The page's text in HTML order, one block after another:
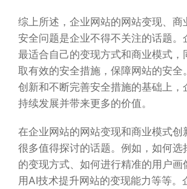
综上所述，企业网站的网站变现、商
安全问题是企业不得不关注的话题。
最适合自己的变现方式和商业模式，
取有效的安全措施，保障网站的安全
创新和不断完善安全措施的基础上，
持续发展并带来更多的价值。
在企业网站的网站变现和商业模式创
很多值得探讨的话题。例如，如何选
的变现方式、如何进行精准的用户画
用AI技术提升网站的变现能力等等。